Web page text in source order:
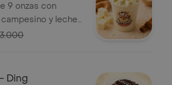
9 onzas con
y leche
Ding